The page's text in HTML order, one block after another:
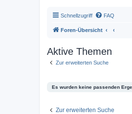
Schnellzugriff FAQ
Foren-Übersicht
Aktive Themen
Zur erweiterten Suche
Es wurden keine passenden
Zur erweiterten Suche